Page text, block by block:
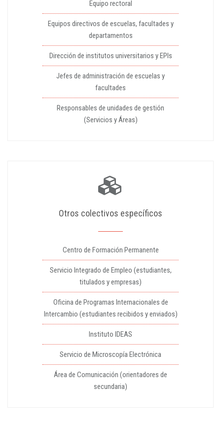
Equipo rectoral
Equipos directivos de escuelas, facultades y
departamentos
Dirección de institutos universitarios y EPIs
Jefes de administración de escuelas y
facultades
Responsables de unidades de gestión
(Servicios y Áreas)
Otros colectivos específicos
Centro de Formación Permanente
Servicio Integrado de Empleo (estudiantes,
titulados y empresas)
Oficina de Programas Internacionales de
Intercambio (estudiantes recibidos y enviados)
Instituto IDEAS
Servicio de Microscopía Electrónica
Área de Comunicación (orientadores de
secundaria)